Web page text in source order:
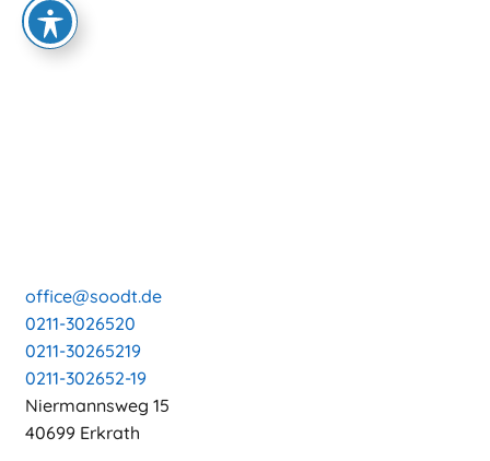
office@soodt.de
0211-3026520
0211-30265219
0211-302652-19
Niermannsweg 15
40699 Erkrath